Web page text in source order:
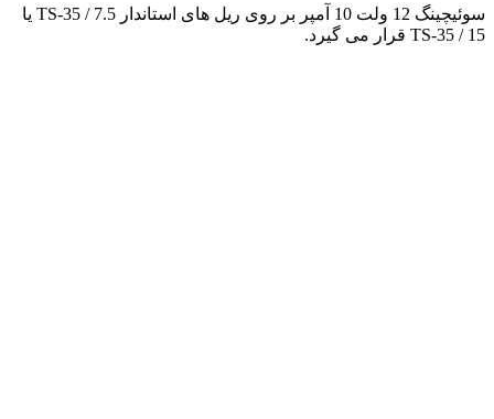
سوئیچینگ 12 ولت 10 آمپر بر روی ریل های استاندار TS-35 / 7.5 یا
TS-35 / 15 قرار می گیرد.